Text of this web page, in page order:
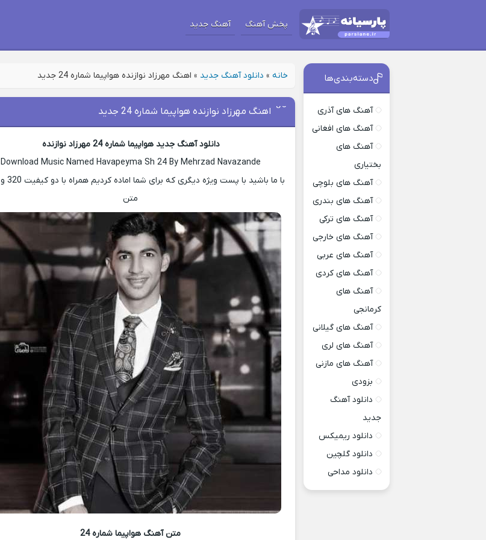
پخش آهنگ آهنگ جدید
خانه » دانلود آهنگ جدید » اهنگ مهرزاد نوازنده هواپیما شماره 24 جدید
اهنگ مهرزاد نوازنده هواپیما شماره 24 جدید
دانلود آهنگ جدید هواپیما شماره 24 مهرزاد نوازنده
Download Music Named Havapeyma Sh 24 By Mehrzad Navazande
متن
متن آهنگ هواپیما شماره 24
دسته‌بندی‌ها
آهنگ های آذری
آهنگ های افغانی
آهنگ های
بختیاری
آهنگ های بلوچی
آهنگ های بندری
آهنگ های ترکی
آهنگ های خارجی
آهنگ های عربی
آهنگ های کردی
آهنگ های
کرمانجی
آهنگ های گیلانی
آهنگ های لری
آهنگ های مازنی
بزودی
دانلود آهنگ
جدید
دانلود ریمیکس
دانلود گلچین
دانلود مداحی